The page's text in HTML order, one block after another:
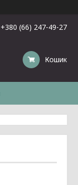
+380 (66) 247-49-27
Кошик